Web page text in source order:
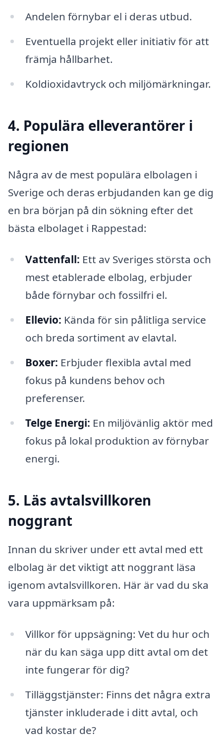
Andelen förnybar el i deras utbud.
Eventuella projekt eller initiativ för att
främja hållbarhet.
Koldioxidavtryck och miljömärkningar.
4. Populära elleverantörer i
regionen
Några av de mest populära elbolagen i
Sverige och deras erbjudanden kan ge dig
en bra början på din sökning efter det
bästa elbolaget i Rappestad:
Vattenfall: Ett av Sveriges största och
mest etablerade elbolag, erbjuder
både förnybar och fossilfri el.
Ellevio: Kända för sin pålitliga service
och breda sortiment av elavtal.
Boxer: Erbjuder flexibla avtal med
fokus på kundens behov och
preferenser.
Telge Energi: En miljövänlig aktör med
fokus på lokal produktion av förnybar
energi.
5. Läs avtalsvillkoren
noggrant
Innan du skriver under ett avtal med ett
elbolag är det viktigt att noggrant läsa
igenom avtalsvillkoren. Här är vad du ska
vara uppmärksam på:
Villkor för uppsägning: Vet du hur och
när du kan säga upp ditt avtal om det
inte fungerar för dig?
Tilläggstjänster: Finns det några extra
tjänster inkluderade i ditt avtal, och
vad kostar de?